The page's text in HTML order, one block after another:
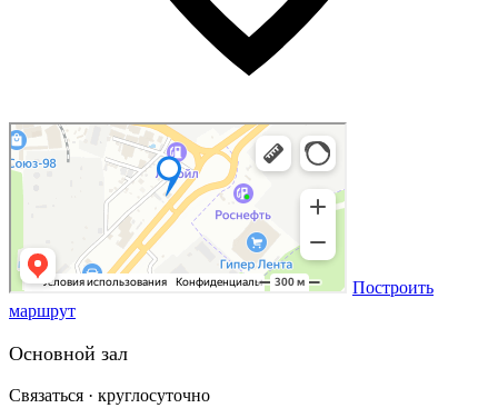
Построить
маршрут
Основной зал
Связаться · круглосуточно